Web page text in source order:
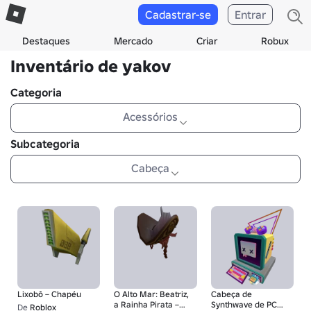
Destaques Mercado Criar Robux
Cadastrar-se Entrar
Inventário de yakov
Categoria
Acessórios
Subcategoria
Cabeça
Lixobô – Chapéu
De Roblox
O Alto Mar: Beatriz,
a Rainha Pirata –
Cabeça de
Synthwave de PC